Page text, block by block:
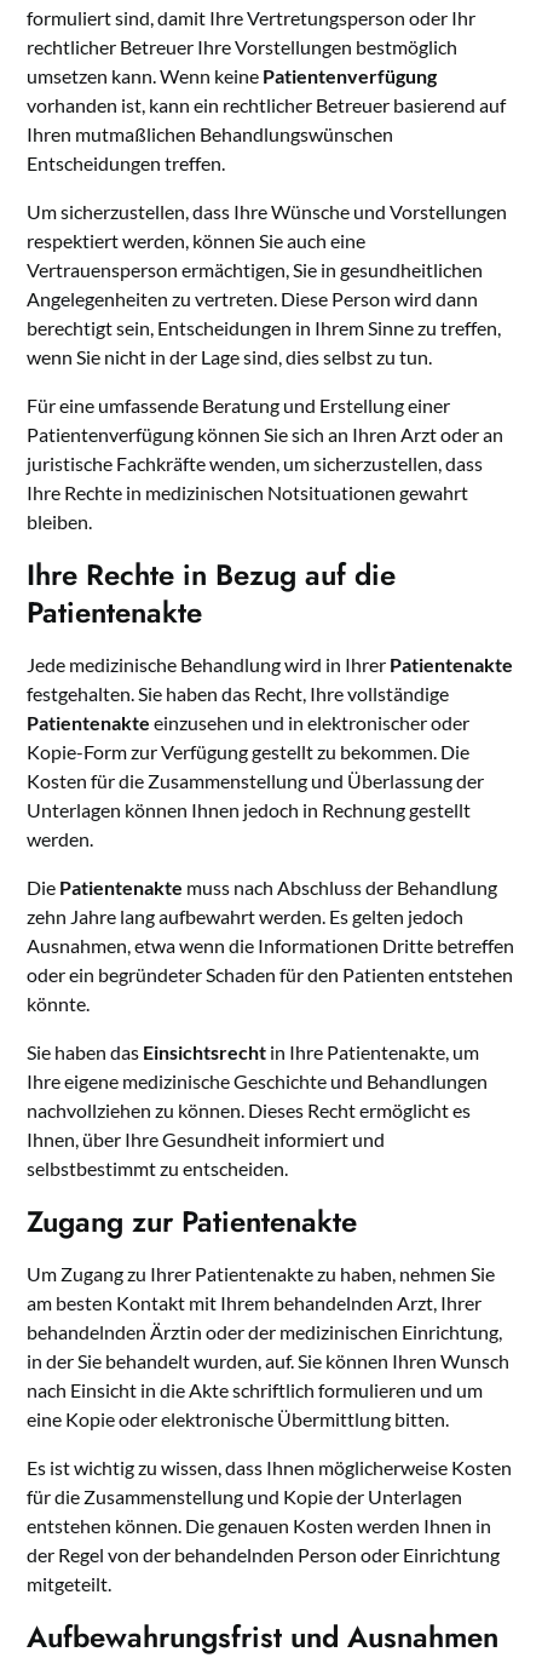
formuliert sind, damit Ihre Vertretungsperson oder Ihr
rechtlicher Betreuer Ihre Vorstellungen bestmöglich
umsetzen kann. Wenn keine Patientenverfügung
vorhanden ist, kann ein rechtlicher Betreuer basierend auf
Ihren mutmaßlichen Behandlungswünschen
Entscheidungen treffen.
Um sicherzustellen, dass Ihre Wünsche und Vorstellungen
respektiert werden, können Sie auch eine
Vertrauensperson ermächtigen, Sie in gesundheitlichen
Angelegenheiten zu vertreten. Diese Person wird dann
berechtigt sein, Entscheidungen in Ihrem Sinne zu treffen,
wenn Sie nicht in der Lage sind, dies selbst zu tun.
Für eine umfassende Beratung und Erstellung einer
Patientenverfügung können Sie sich an Ihren Arzt oder an
juristische Fachkräfte wenden, um sicherzustellen, dass
Ihre Rechte in medizinischen Notsituationen gewahrt
bleiben.
Ihre Rechte in Bezug auf die
Patientenakte
Jede medizinische Behandlung wird in Ihrer Patientenakte
festgehalten. Sie haben das Recht, Ihre vollständige
Patientenakte einzusehen und in elektronischer oder
Kopie-Form zur Verfügung gestellt zu bekommen. Die
Kosten für die Zusammenstellung und Überlassung der
Unterlagen können Ihnen jedoch in Rechnung gestellt
werden.
Die Patientenakte muss nach Abschluss der Behandlung
zehn Jahre lang aufbewahrt werden. Es gelten jedoch
Ausnahmen, etwa wenn die Informationen Dritte betreffen
oder ein begründeter Schaden für den Patienten entstehen
könnte.
Sie haben das Einsichtsrecht in Ihre Patientenakte, um
Ihre eigene medizinische Geschichte und Behandlungen
nachvollziehen zu können. Dieses Recht ermöglicht es
Ihnen, über Ihre Gesundheit informiert und
selbstbestimmt zu entscheiden.
Zugang zur Patientenakte
Um Zugang zu Ihrer Patientenakte zu haben, nehmen Sie
am besten Kontakt mit Ihrem behandelnden Arzt, Ihrer
behandelnden Ärztin oder der medizinischen Einrichtung,
in der Sie behandelt wurden, auf. Sie können Ihren Wunsch
nach Einsicht in die Akte schriftlich formulieren und um
eine Kopie oder elektronische Übermittlung bitten.
Es ist wichtig zu wissen, dass Ihnen möglicherweise Kosten
für die Zusammenstellung und Kopie der Unterlagen
entstehen können. Die genauen Kosten werden Ihnen in
der Regel von der behandelnden Person oder Einrichtung
mitgeteilt.
Aufbewahrungsfrist und Ausnahmen